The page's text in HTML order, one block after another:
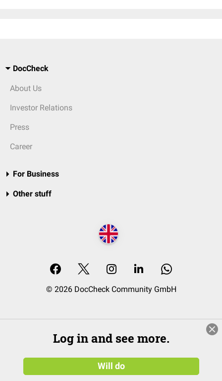
DocCheck
About Us
Investor Relations
Press
Career
For Business
Other stuff
© 2026 DocCheck Community GmbH
Log in and see more.
Will do